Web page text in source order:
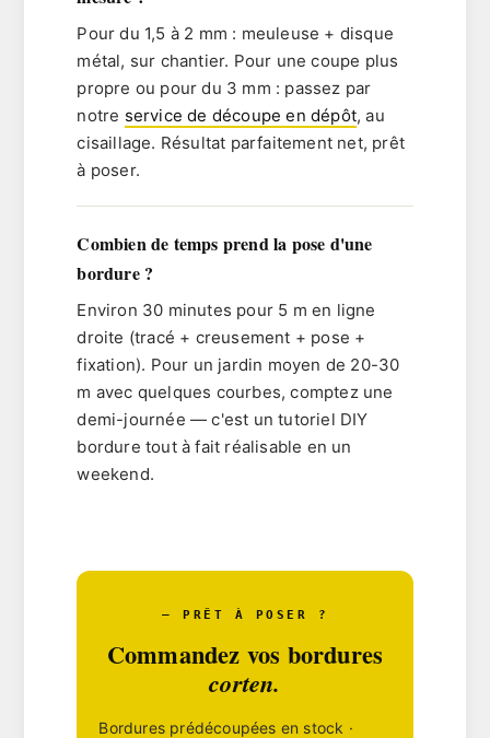
Pour du 1,5 à 2 mm : meuleuse + disque
métal, sur chantier. Pour une coupe plus
propre ou pour du 3 mm : passez par
notre service de découpe en dépôt, au
cisaillage. Résultat parfaitement net, prêt
à poser.
Combien de temps prend la pose d'une
bordure ?
Environ 30 minutes pour 5 m en ligne
droite (tracé + creusement + pose +
fixation). Pour un jardin moyen de 20-30
m avec quelques courbes, comptez une
demi-journée — c'est untutoriel DIY
bordure tout à fait réalisable en un
weekend.
— PRÊT À POSER ?
Commandez vos bordures
corten.
Bordures prédécoupées en stock ·